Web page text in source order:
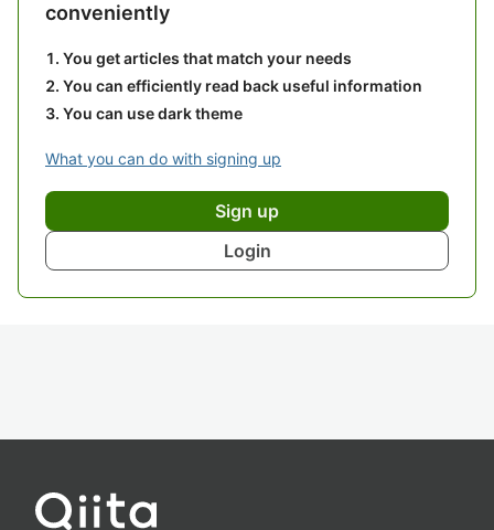
conveniently
You get articles that match your needs
You can efficiently read back useful information
You can use dark theme
What you can do with signing up
Sign up
Login